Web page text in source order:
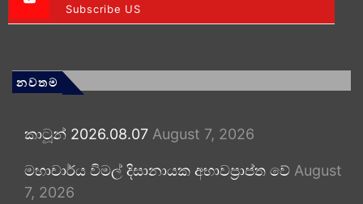
Subscribe US
නවතම
කාටූන් 2026.08.07 August 7, 2026
මහාචාර්ය විමල් දිසානායක අභාවප්‍රාප්ත වේ August
7, 2026